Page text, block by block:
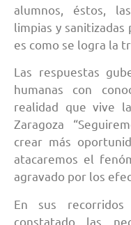
alumnos, éstos,
limpias y
es como se logra la
Las respuestas
humanas con
realidad que vive
Zaragoza
crear más
atacaremos el
agravado por los
En sus
constatado las